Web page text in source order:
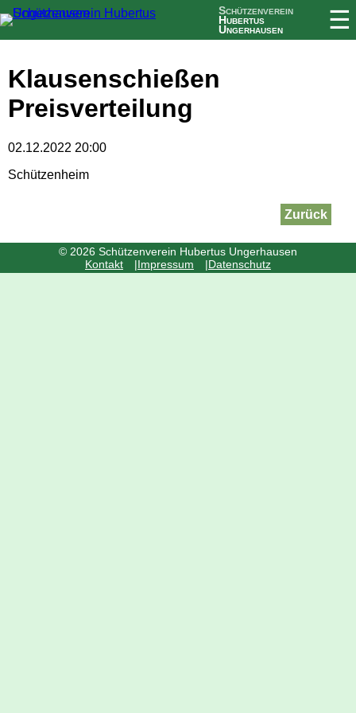
Schützenverein
Hubertus
Ungerhausen ☰
Klausenschießen
Preisverteilung
02.12.2022 20:00
Schützenheim
Zurück
© 2026 Schützenverein Hubertus Ungerhausen
Navigation
überspringen
Kontakt Impressum Datenschutz